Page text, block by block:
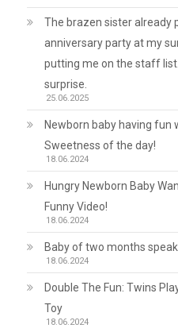
The brazen sister already
anniversary party at my
putting me on the staff
surprise.
25.06.2025
Newborn baby having fun
Sweetness of the day!
18.06.2024
Hungry Newborn Baby
Funny Video!
18.06.2024
Baby of two months
18.06.2024
Double The Fun: Twins
Toy
18.06.2024